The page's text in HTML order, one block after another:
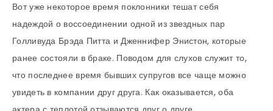
Вот уже некоторое время поклонники тешат себя
надеждой о воссоединении одной из звездных пар
Голливуда Брэда Питта и Дженнифер Энистон, которые
ранее состояли в браке. Поводом для слухов служит то,
что последнее время бывших супругов все чаще можно
увидеть в компании друг друга. Как оказывается, оба